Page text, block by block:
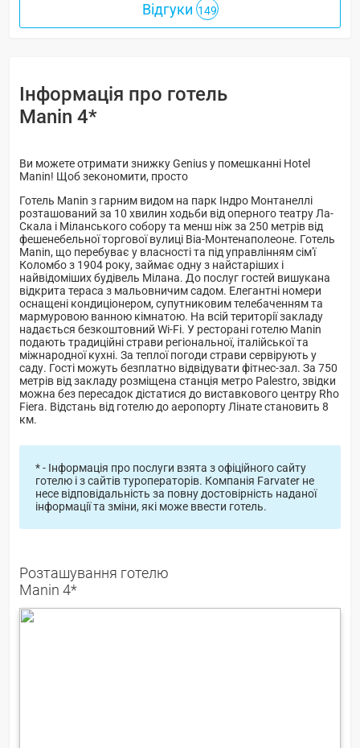
Відгуки 149
Інформація про готель
Manin 4*
Ви можете отримати знижку Genius у помешканні Hotel
Manin! Щоб зекономити, просто
Готель Manin з гарним видом на парк Індро Монтанеллі
розташований за 10 хвилин ходьби від оперного театру Ла-
Скала і Міланського собору та менш ніж за 250 метрів від
фешенебельної торгової вулиці Віа-Монтенаполеоне. Готель
Manin, що перебуває у власності та під управлінням сім'ї
Коломбо з 1904 року, займає одну з найстаріших і
найвідоміших будівель Мілана. До послуг гостей вишукана
відкрита тераса з мальовничим садом. Елегантні номери
оснащені кондиціонером, супутниковим телебаченням та
мармуровою ванною кімнатою. На всій території закладу
надається безкоштовний Wi-Fi. У ресторані готелю Manin
подають традиційні страви регіональної, італійської та
міжнародної кухні. За теплої погоди страви сервірують у
саду. Гості можуть безплатно відвідувати фітнес-зал. За 750
метрів від закладу розміщена станція метро Palestro, звідки
можна без пересадок дістатися до виставкового центру Rho
Fiera. Відстань від готелю до аеропорту Лінате становить 8
км.
* - Інформація про послуги взята з офіційного сайту
готелю і з сайтів туроператорів. Компанія Farvater не
несе відповідальність за повну достовірність наданої
інформації та зміни, які може ввести готель.
Розташування готелю
Manin 4*